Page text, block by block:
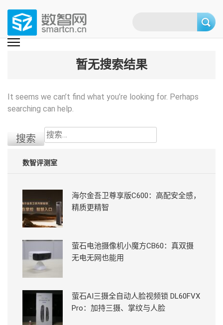
content
(Press
数智网
智能家居第一资讯门户 | 智能家居系统，智能家居产品，智能家居解决方
暂无搜索结果
It seems we can’t find what you’re looking for. Perhaps
searching can help.
搜
索：
数智评测室
海尔金吾卫尊享版C600：高配安全感，
精质更精智
萤石电池摄像机小魔方CB60：真双摄
无电无网也能用
萤石AI三摄全自动人脸视频锁 DL60FVX
Pro：加持三摄、掌纹与人脸